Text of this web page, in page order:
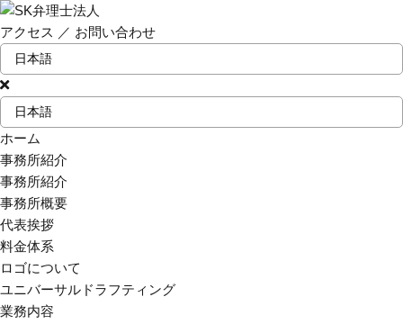
アクセス ／ お問い合わせ
ホーム
事務所紹介
事務所紹介
事務所概要
代表挨拶
料金体系
ロゴについて
ユニバーサルドラフティング
業務内容